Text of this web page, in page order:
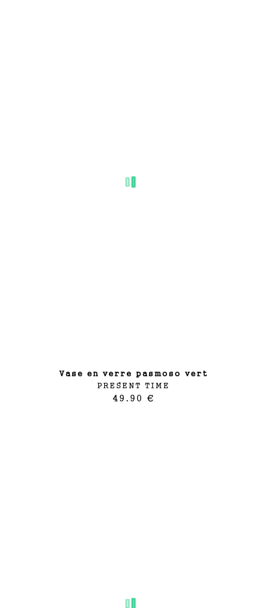
vase en verre pasmoso vert
PRESENT TIME
49.90 €